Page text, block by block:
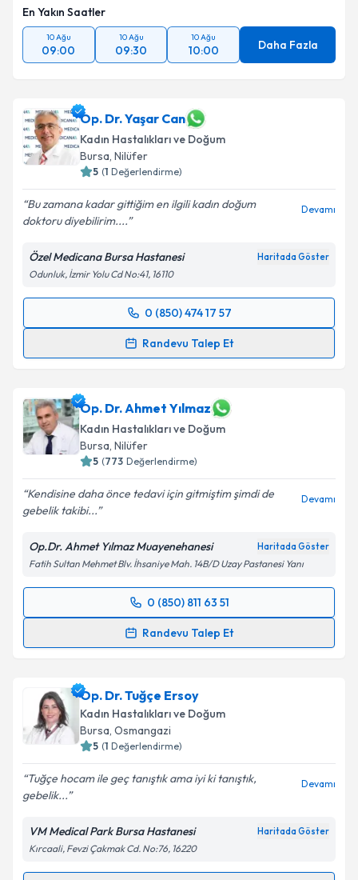
En Yakın Saatler
10 Ağu
09:00
10 Ağu
09:30
10 Ağu
10:00 Daha Fazla
Op. Dr. Yaşar Can
Kadın Hastalıkları ve Doğum
Bursa, Nilüfer
5 (1 Değerlendirme)
Bu zamana kadar gittiğim en ilgili kadın doğum
doktoru diyebilirim....
Devamı
Özel Medicana Bursa Hastanesi Haritada Göster
Odunluk, İzmir Yolu Cd No:41, 16110
0 (850) 474 17 57
Randevu Talep Et
Randevu Takvimi Talebi
takvim hazırlandığında e-posta ile bilgilendireceğiz.
E-posta Adresiniz
Kişisel verilerimin işlenmesine ilişkin
kapsamda işlenmesini kabul ediyorum.
Takvim Talebini Gönder
Op. Dr. Ahmet Yılmaz
Kadın Hastalıkları ve Doğum
Bursa, Nilüfer
5 (773 Değerlendirme)
Kendisine daha önce tedavi için gitmiştim şimdi de
gebelik takibi...
Devamı
Op.Dr. Ahmet Yılmaz Muayenehanesi Haritada Göster
Fatih Sultan Mehmet Blv. İhsaniye Mah. 14B/D Uzay Pastanesi Yanı
0 (850) 811 63 51
Randevu Talep Et
Randevu Takvimi Talebi
takvim hazırlandığında e-posta ile bilgilendireceğiz.
E-posta Adresiniz
kapsamda işlenmesini kabul ediyorum.
Op. Dr. Tuğçe Ersoy
Kadın Hastalıkları ve Doğum
Bursa, Osmangazi
5 (1 Değerlendirme)
Tuğçe hocam ile geç tanıştık ama iyi ki tanıştık,
gebelik...
Devamı
VM Medical Park Bursa Hastanesi Haritada Göster
Kırcaali, Fevzi Çakmak Cd. No:76, 16220